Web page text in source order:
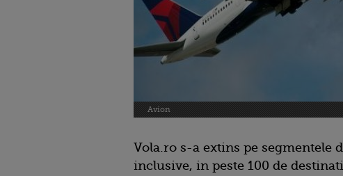
Avion
Vola.ro s-a extins pe segmentele
inclusive, in peste 100 de